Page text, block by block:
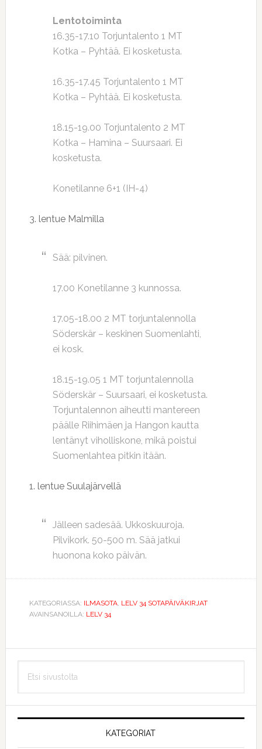
Lentotoiminta
16.35-17.10 Torjuntalento 1 MT
Kotka – Pyhtää. Ei kosketusta.
16.35-17.45 Torjuntalento 1 MT
Kotka – Pyhtää. Ei kosketusta.
18.15-19.00 Torjuntalento 2 MT
Kotka – Hamina – Suursaari. Ei
kosketusta.
Konetilanne 6+1 (IH-4)
3. lentue Malmilla
Sää: pilvinen.
17.00 Konetilanne 3 kunnossa.
17.05-18.00 2 MT torjuntalennolla
Söderskär – keskinen Suomenlahti,
ei kosk.
18.15-19.05 1 MT torjuntalennolla
Söderskär – Suursaari, ei kosketusta.
Torjuntalennon aiheutti mantereen
päälle Riihimäen ja Hangon kautta
lentänyt viholliskone, mikä poistui
Suomenlahtea pitkin itään.
1. lentue Suulajärvellä
Jälleen sadesää. Ukkoskuuroja.
Pilvikork. 50-500 m. Sää jatkui
huonona koko päivän.
KATEGORIASSA: ILMASOTA, LELV 34 SOTAPÄIVÄKIRJAT
AVAINSANOILLA: LELV 34
Ensisijainen
sivupalkki
sivustolta
KATEGORIAT